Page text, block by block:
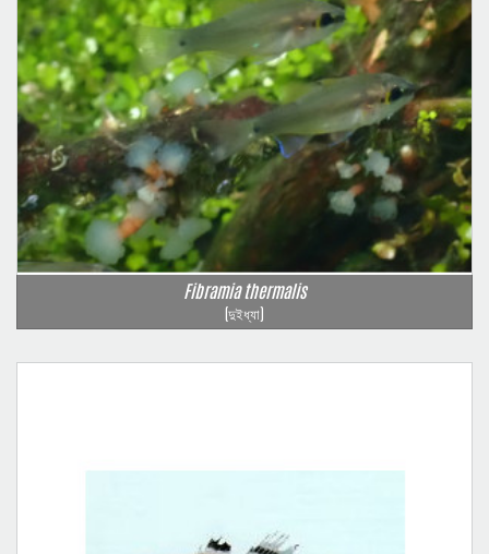
Fibramia thermalis
(দুইধ্যা)